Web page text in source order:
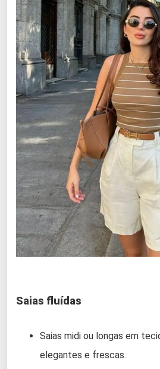
Saias fluídas
Saias midi ou longas em
elegantes e frescas.